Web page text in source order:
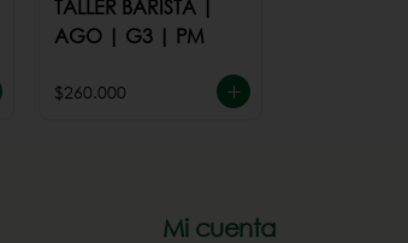
TALLER BARISTA |
AGO | G3 | PM
$260.000
Mi cuenta